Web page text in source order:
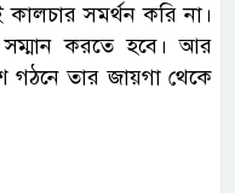
সমর্থন করি না।
করতে হবে। আর
গঠনে তার জায়গা থেকে